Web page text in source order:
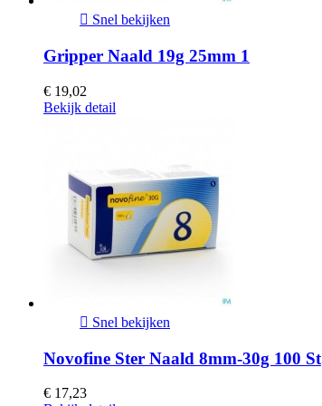
 Snel bekijken
Gripper Naald 19g 25mm 1
€ 19,02
Bekijk detail
 Snel bekijken
Novofine Ster Naald 8mm-30g 100 St
€ 17,23